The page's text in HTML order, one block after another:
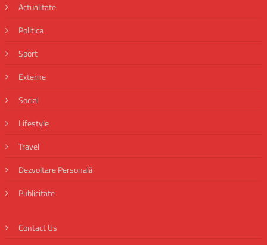
Actualitate
Politica
Sport
Externe
Social
Lifestyle
Travel
Dezvoltare Personală
Publicitate
Contact Us